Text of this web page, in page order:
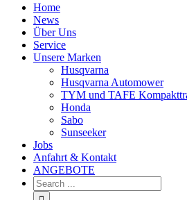
Home
News
Über Uns
Service
Unsere Marken
Husqvarna
Husqvarna Automower
TYM und TAFE
Honda
Sabo
Sunseeker
Jobs
Anfahrt & Kontakt
ANGEBOTE